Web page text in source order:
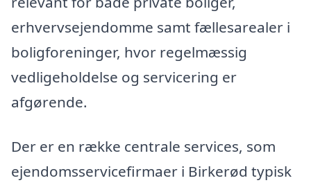
erhvervsejendomme samt fællesarealer i
boligforeninger, hvor regelmæssig
vedligeholdelse og servicering er
afgørende.
Der er en række centrale services, som
ejendomsservicefirmaer i Birkerød typisk